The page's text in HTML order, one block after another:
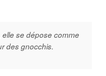
se dépose comme
des gnocchis.